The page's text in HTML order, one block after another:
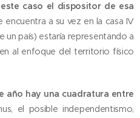
caso el dispositor de esa
encuentra a su vez en la casa IV
país) estaría representando a
al enfoque del territorio físico
año hay una cuadratura entre
el posible independentismo,